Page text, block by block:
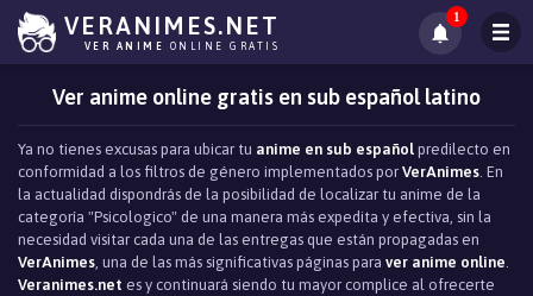
VERANIMES.NET
VER ANIME ONLINE GRATIS
1
Ver anime online gratis en sub español latino
Ya no tienes excusas para ubicar tu anime en sub español predilecto en
conformidad a los filtros de género implementados por VerAnimes. En
la actualidad dispondrás de la posibilidad de localizar tu anime de la
categoría "Psicologico" de una manera más expedita y efectiva, sin la
necesidad visitar cada una de las entregas que están propagadas en
VerAnimes, una de las más significativas páginas para ver anime online.
Veranimes.net es y continuará siendo tu mayor complice al ofrecerte